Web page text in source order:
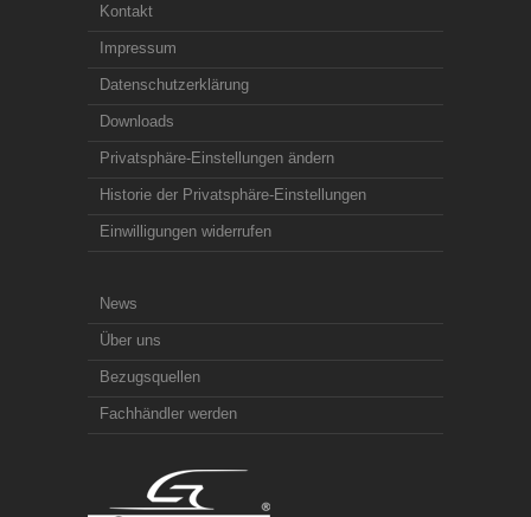
Kontakt
Impressum
Datenschutzerklärung
Downloads
Privatsphäre-Einstellungen ändern
Historie der Privatsphäre-Einstellungen
Einwilligungen widerrufen
News
Über uns
Bezugsquellen
Fachhändler werden